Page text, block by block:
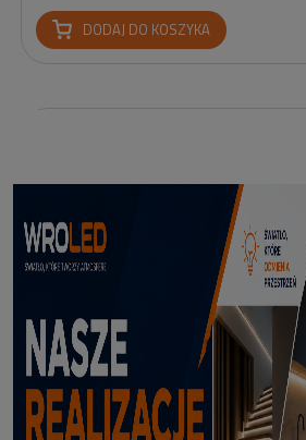
DODAJ DO KOSZYKA
Profil led podtynkowy GK18-3 czarny 3m